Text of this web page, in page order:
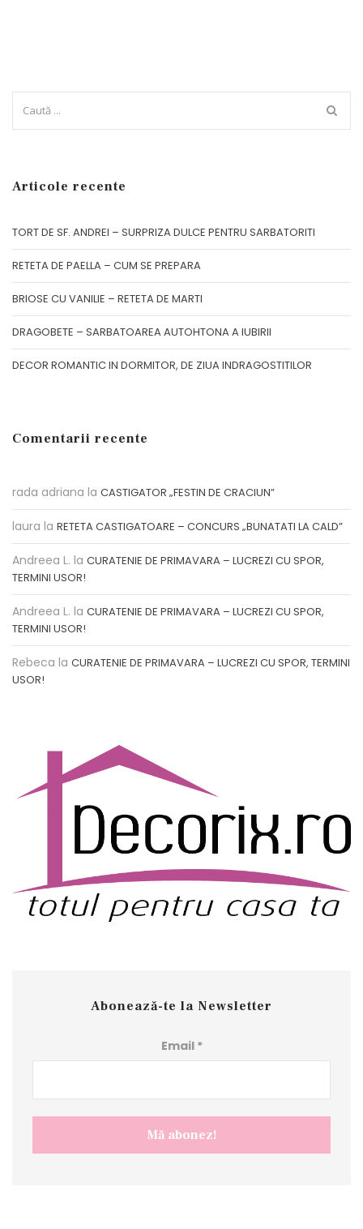
Articole recente
TORT DE SF. ANDREI – SURPRIZA DULCE PENTRU SARBATORITI
RETETA DE PAELLA – CUM SE PREPARA
BRIOSE CU VANILIE – RETETA DE MARTI
DRAGOBETE – SARBATOAREA AUTOHTONA A IUBIRII
DECOR ROMANTIC IN DORMITOR, DE ZIUA INDRAGOSTITILOR
Comentarii recente
rada adriana la CASTIGATOR „FESTIN DE CRACIUN”
laura la RETETA CASTIGATOARE – CONCURS „BUNATATI LA CALD”
Andreea L. la CURATENIE DE PRIMAVARA – LUCREZI CU SPOR,
TERMINI USOR!
Andreea L. la CURATENIE DE PRIMAVARA – LUCREZI CU SPOR,
TERMINI USOR!
Rebeca la CURATENIE DE PRIMAVARA – LUCREZI CU SPOR, TERMINI
USOR!
Abonează-te la Newsletter
Email *